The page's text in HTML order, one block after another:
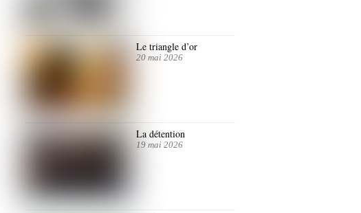
Le triangle d’or
20 mai 2026
La détention
19 mai 2026